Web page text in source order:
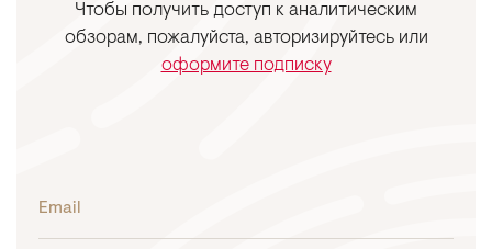
Чтобы получить доступ к аналитическим
обзорам, пожалуйста, авторизируйтесь или
оформите подписку
Email